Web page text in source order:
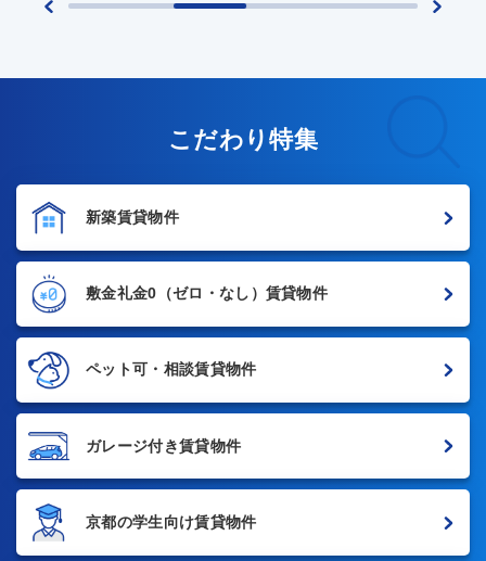
こだわり特集
新築賃貸物件
敷金礼金0 （ゼロ・なし）賃貸物件
ペット可・相談賃貸物件
ガレージ付き賃貸物件
京都の学生向け賃貸物件